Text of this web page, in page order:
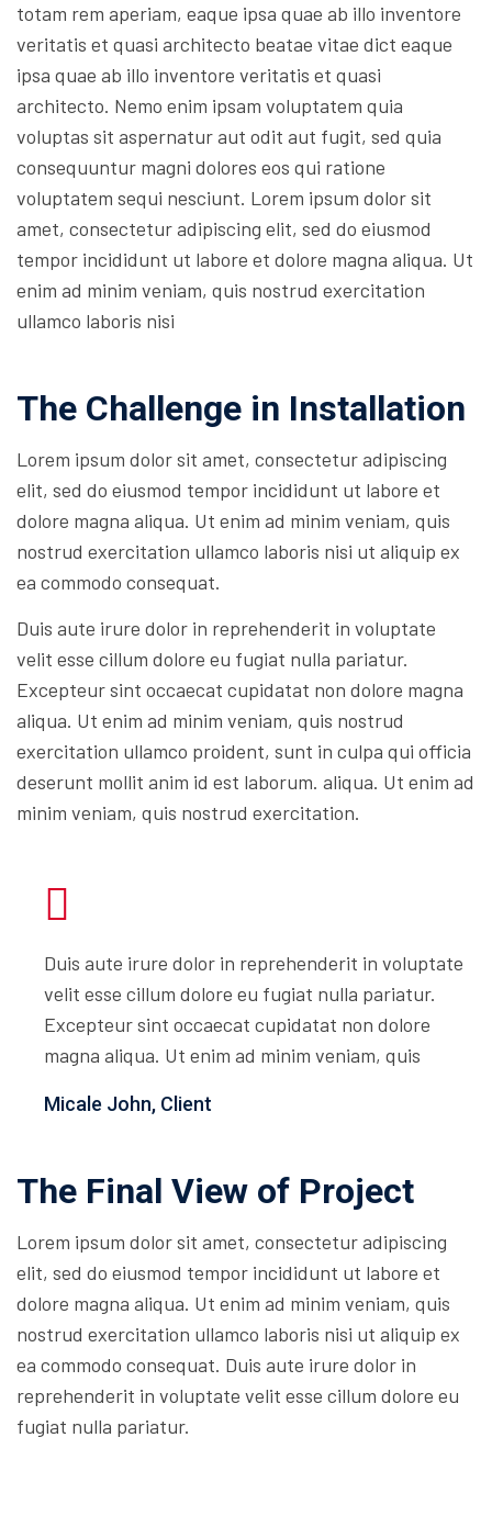
totam rem aperiam, eaque ipsa quae ab illo inventore
veritatis et quasi architecto beatae vitae dict eaque
ipsa quae ab illo inventore veritatis et quasi
architecto. Nemo enim ipsam voluptatem quia
voluptas sit aspernatur aut odit aut fugit, sed quia
consequuntur magni dolores eos qui ratione
voluptatem sequi nesciunt. Lorem ipsum dolor sit
amet, consectetur adipiscing elit, sed do eiusmod
tempor incididunt ut labore et dolore magna aliqua. Ut
enim ad minim veniam, quis nostrud exercitation
ullamco laboris nisi
The Challenge in Installation
Lorem ipsum dolor sit amet, consectetur adipiscing
elit, sed do eiusmod tempor incididunt ut labore et
dolore magna aliqua. Ut enim ad minim veniam, quis
nostrud exercitation ullamco laboris nisi ut aliquip ex
ea commodo consequat.
Duis aute irure dolor in reprehenderit in voluptate
velit esse cillum dolore eu fugiat nulla pariatur.
Excepteur sint occaecat cupidatat non dolore magna
aliqua. Ut enim ad minim veniam, quis nostrud
exercitation ullamco proident, sunt in culpa qui officia
deserunt mollit anim id est laborum. aliqua. Ut enim ad
minim veniam, quis nostrud exercitation.
Duis aute irure dolor in reprehenderit in voluptate
velit esse cillum dolore eu fugiat nulla pariatur.
Excepteur sint occaecat cupidatat non dolore
magna aliqua. Ut enim ad minim veniam, quis
Micale John, Client
The Final View of Project
Lorem ipsum dolor sit amet, consectetur adipiscing
elit, sed do eiusmod tempor incididunt ut labore et
dolore magna aliqua. Ut enim ad minim veniam, quis
nostrud exercitation ullamco laboris nisi ut aliquip ex
ea commodo consequat. Duis aute irure dolor in
reprehenderit in voluptate velit esse cillum dolore eu
fugiat nulla pariatur.